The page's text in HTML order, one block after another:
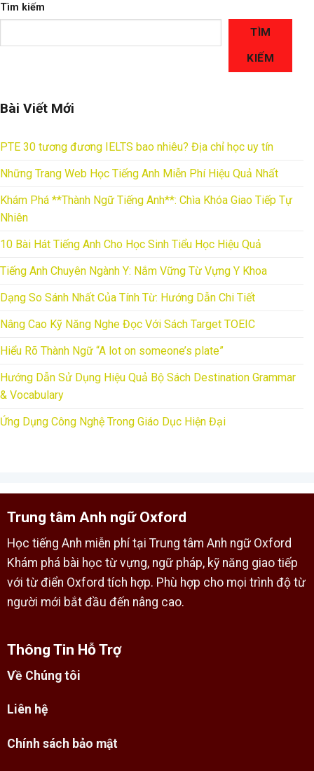
Tìm kiếm
TÌM
KIẾM
Bài Viết Mới
PTE 30 tương đương IELTS bao nhiêu? Địa chỉ học uy tín
Những Trang Web Học Tiếng Anh Miễn Phí Hiệu Quả Nhất
Khám Phá **Thành Ngữ Tiếng Anh**: Chìa Khóa Giao Tiếp Tự
Nhiên
10 Bài Hát Tiếng Anh Cho Học Sinh Tiểu Học Hiệu Quả
Tiếng Anh Chuyên Ngành Y: Nắm Vững Từ Vựng Y Khoa
Dạng So Sánh Nhất Của Tính Từ: Hướng Dẫn Chi Tiết
Nâng Cao Kỹ Năng Nghe Đọc Với Sách Target TOEIC
Hiểu Rõ Thành Ngữ “A lot on someone’s plate”
Hướng Dẫn Sử Dụng Hiệu Quả Bộ Sách Destination Grammar
& Vocabulary
Ứng Dụng Công Nghệ Trong Giáo Dục Hiện Đại
Trung tâm Anh ngữ Oxford
Học tiếng Anh miễn phí tại Trung tâm Anh ngữ Oxford
Khám phá bài học từ vựng, ngữ pháp, kỹ năng giao tiếp
với từ điển Oxford tích hợp. Phù hợp cho mọi trình độ từ
người mới bắt đầu đến nâng cao.
Thông Tin Hỗ Trợ
Về Chúng tôi
Liên hệ
Chính sách bảo mật